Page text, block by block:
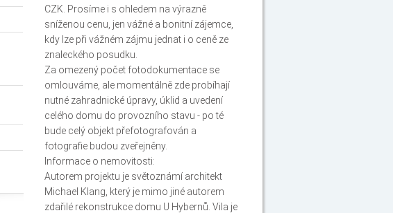
CZK. Prosíme i s ohledem na výrazně
sníženou cenu, jen vážné a bonitní zájemce,
kdy lze při vážném zájmu jednat i o ceně ze
znaleckého posudku.
Za omezený počet fotodokumentace se
omlouváme, ale momentálně zde probíhají
nutné zahradnické úpravy, úklid a uvedení
celého domu do provozního stavu - po té
bude celý objekt přefotografován a
fotografie budou zveřejněny.
Informace o nemovitosti:
Autorem projektu je světoznámí architekt
Michael Klang, který je mimo jiné autorem
zdařilé rekonstrukce domu U Hybernů. Vila je